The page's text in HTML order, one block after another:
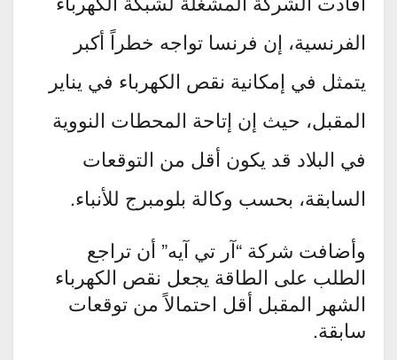
الفرنسية، إن فرنسا تواجه خطراً أكبر
يتمثل في إمكانية نقص الكهرباء في يناير
المقبل، حيث إن إتاحة المحطات النووية
في البلاد قد يكون أقل من التوقعات
السابقة، بحسب وكالة بلومبرج للأنباء.
وأضافت شركة “آر تي آيه” أن تراجع
الطلب على الطاقة يجعل نقص الكهرباء
الشهر المقبل أقل احتمالاً من توقعات
سابقة.